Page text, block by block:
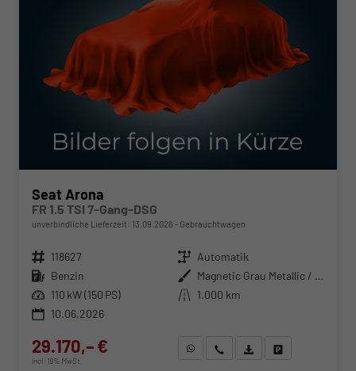
Seat Arona
FR 1.5 TSI 7-Gang-DSG
unverbindliche Lieferzeit: 13.09.2026 Gebrauchtwagen
Fahrzeugnr. 118627 Getriebe Automatik
Kraftstoff Benzin Außenfarbe
Magnetic Grau Metallic / Dach in Midnight Schwarz Metallic
Leistung 110 kW (150 PS) Kilometerstand 1.000 km
10.06.2026
29.170,– €
incl. 19% MwSt.
WhatsApp anfragen
Wir rufen Sie anFahrzeugexposé (PDF)